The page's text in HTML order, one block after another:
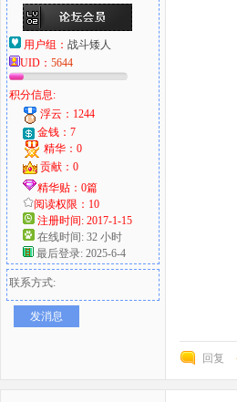
用户组： 战斗矮人
UID： 5644
积分信息:
浮云：1244
金钱：7
精华：0
贡献：0
精华贴：0篇
阅读权限：10
注册时间: 2017-1-15
在线时间: 32 小时
最后登录: 2025-6-4
联系方式:
发消息
回复